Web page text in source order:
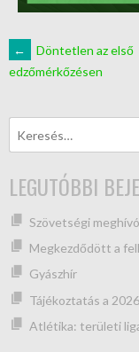
←
Döntetlen az első
edzőmérkőzésen
LEGUTÓBBI
Szövetségi meghívó
Megkezdődött a
Gyászhír
Tájékoztatás a
Atlétika: területi